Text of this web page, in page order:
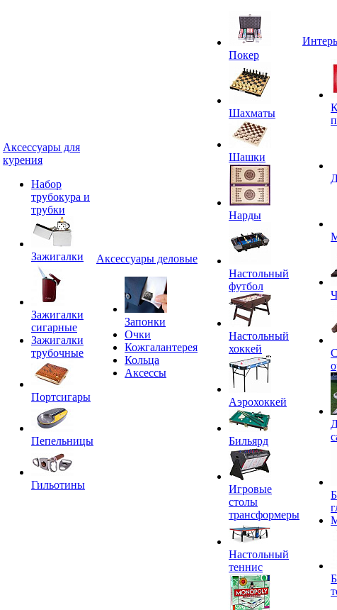
Аксессуары для
курения
Набор
трубокура и
трубки
Зажигалки
Зажигалки
сигарные
Зажигалки
трубочные
Портсигары
Пепельницы
Гильотины
Аксессуары деловые
Запонки
Очки
Кожгалантерея
Кольца
Аксессы
Покер
Шахматы
Шашки
Нарды
Настольный
футбол
Настольный
хоккей
Аэрохоккей
Бильярд
Игровые
столы
трансформеры
Настольный
теннис